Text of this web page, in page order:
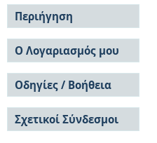
Περιήγηση
Σε όλο το DSpace
Κοινότητες & Συλλογές
Ανά Ημερομηνία
Έκδοσης
Συγγραφείς
Τίτλοι
Θέματα
Ο Λογαριασμός μου
Σύνδεση
Εγγραφή
Οδηγίες / Βοήθεια
Οδηγίες Υποβολής
Οδηγίες Χρήσης ΙΑ
Συχνές Ερωτήσεις
Σχετικοί Σύνδεσμοι